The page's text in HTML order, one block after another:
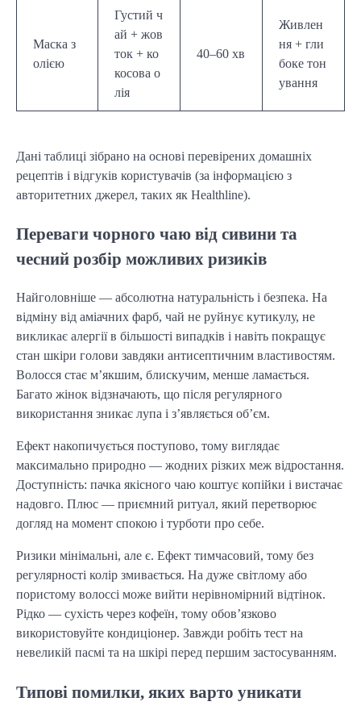
Маска з
олією
Густий ч
ай + жов
ток + ко
косова о
лія
40–60 хв
Живлен
ня + гли
боке тон
ування
Дані таблиці зібрано на основі перевірених домашніх
рецептів і відгуків користувачів (за інформацією з
авторитетних джерел, таких як Healthline).
Переваги чорного чаю від сивини та
чесний розбір можливих ризиків
Найголовніше — абсолютна натуральність і безпека. На
відміну від аміачних фарб, чай не руйнує кутикулу, не
викликає алергії в більшості випадків і навіть покращує
стан шкіри голови завдяки антисептичним властивостям.
Волосся стає м’якшим, блискучим, менше ламається.
Багато жінок відзначають, що після регулярного
використання зникає лупа і з’являється об’єм.
Ефект накопичується поступово, тому виглядає
максимально природно — жодних різких меж відростання.
Доступність: пачка якісного чаю коштує копійки і вистачає
надовго. Плюс — приємний ритуал, який перетворює
догляд на момент спокою і турботи про себе.
Ризики мінімальні, але є. Ефект тимчасовий, тому без
регулярності колір змивається. На дуже світлому або
пористому волоссі може вийти нерівномірний відтінок.
Рідко — сухість через кофеїн, тому обов’язково
використовуйте кондиціонер. Завжди робіть тест на
невеликій пасмі та на шкірі перед першим застосуванням.
Типові помилки, яких варто уникати